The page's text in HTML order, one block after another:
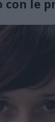
con le